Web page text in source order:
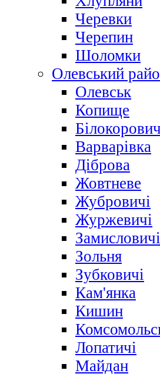
Черевки
Черепин
Шоломки
Олевський
Олевськ
Копище
Варварівка
Діброва
Жовтневе
Жубровичі
Журжевичі
Замисловичі
Зольня
Зубковичі
Кам'янка
Кишин
Лопатичі
Майдан